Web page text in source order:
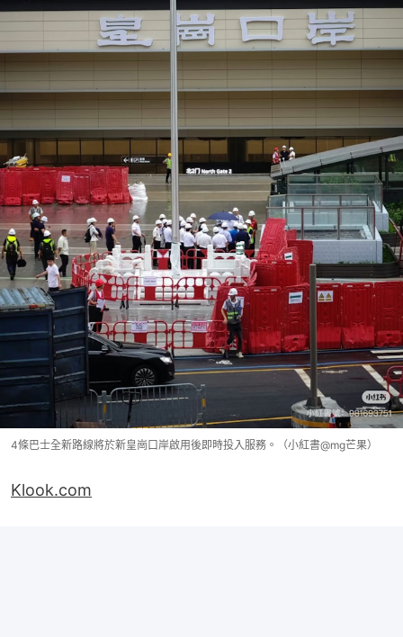
4條巴士全新路線將於新皇崗口岸啟用後即時投入服務。（小紅書@mg芒果）
Klook.com